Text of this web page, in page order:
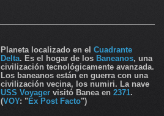
Planeta localizado en el Cuadrante
Delta. Es el hogar de los Baneanos, una
civilización tecnológicamente avanzada.
Los baneanos están en guerra con una
civilización vecina, los numiri. La nave
USS Voyager visitó Banea en 2371.
(VOY: "Ex Post Facto")